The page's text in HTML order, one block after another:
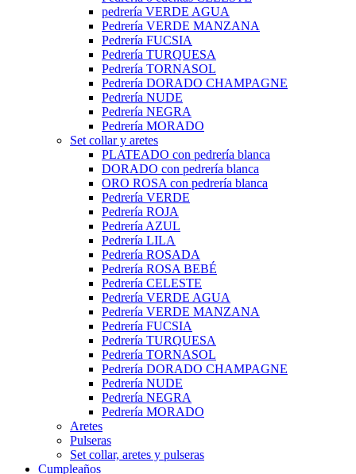
pedrería VERDE AGUA
Pedrería VERDE MANZANA
Pedrería FUCSIA
Pedrería TURQUESA
Pedrería TORNASOL
Pedrería DORADO CHAMPAGNE
Pedrería NUDE
Pedrería NEGRA
Pedrería MORADO
Set collar y aretes
PLATEADO con pedrería blanca
DORADO con pedrería blanca
ORO ROSA con pedrería blanca
Pedrería VERDE
Pedrería ROJA
Pedrería AZUL
Pedrería LILA
Pedrería ROSADA
Pedrería ROSA BEBÉ
Pedrería CELESTE
Pedrería VERDE AGUA
Pedrería VERDE MANZANA
Pedrería FUCSIA
Pedrería TURQUESA
Pedrería TORNASOL
Pedrería DORADO CHAMPAGNE
Pedrería NUDE
Pedrería NEGRA
Pedrería MORADO
Aretes
Pulseras
Set collar, aretes y pulseras
Cumpleaños